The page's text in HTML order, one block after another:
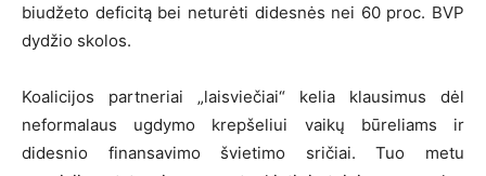
biudžeto deficitą bei neturėti didesnės nei 60 proc. BVP
dydžio skolos.
Koalicijos partneriai „laisviečiai“ kelia klausimus dėl
neformalaus ugdymo krepšeliui vaikų būreliams ir
didesnio finansavimo švietimo sričiai. Tuo metu